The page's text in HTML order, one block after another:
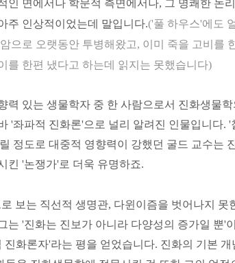
인 면에서나 학문적 측면에서나, 그 명쾌한 논
주 인상적이었는데 말입니다.('풀 하우스'에도
으로 오랫동안 투병해왔고, 이미 죽을 고비를
를 한편 냈다고 하는데 읽지는 못했습니다)
력 있는 생물학자 중 한 사람으로서 진화생물
'좌파적 진화론'으로 널리 알려진 인물입니다. '
정도로 대중적 영향력이 강했던 굴드 교수는
킨 '논쟁가'로 더욱 유명하죠.
보는 직선적 생명관, 다윈이즘을 벗어나지 못
는 '진화는 진보가 아니라 다양성의 증가일 뿐'
진화론자'라는 평을 얻었습니다. 진화의 기본